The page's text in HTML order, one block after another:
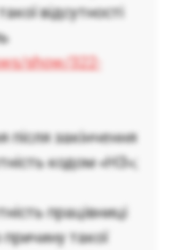
відсутності
show/322-
після закінчення
кодом «НЗ»;
працівниці
причину такої